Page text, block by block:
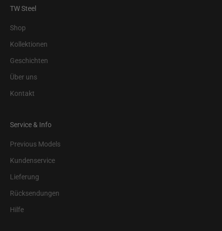
TW Steel
Shop
Kollektionen
Geschichten
Über uns
Kontakt
Service & Info
Previous Models
Kundenservice
Lieferung
Rücksendungen
Hilfe